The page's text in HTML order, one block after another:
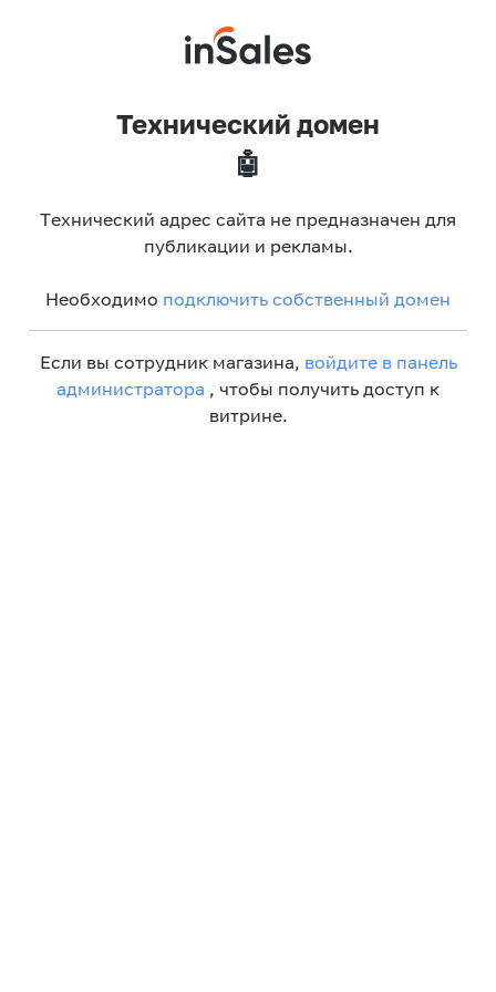
Технический домен
🤖
Технический адрес сайта не предназначен для
публикации и рекламы.
Необходимо подключить собственный домен
Если вы сотрудник магазина, войдите в панель
администратора , чтобы получить доступ к
витрине.